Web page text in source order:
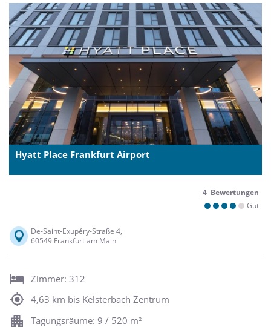
Hyatt Place Frankfurt Airport
4 Bewertungen
Gut
De-Saint-Exupéry-Straße 4,
60549 Frankfurt am Main
Zimmer: 312
4,63 km bis Kelsterbach Zentrum
Tagungsräume: 9 / 520 m²